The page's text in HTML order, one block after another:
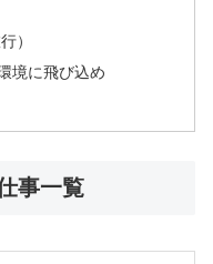
）
境に飛び込め
事一覧